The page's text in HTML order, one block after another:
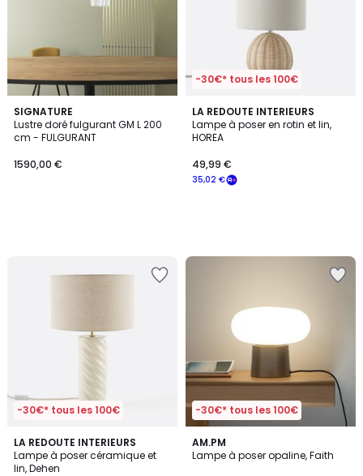
SIGNATURE
Lustre doré fulgurant GM L 200
cm - FULGURANT
1590,00 €
-30€* tous les 100€
LA REDOUTE INTERIEURS
Lampe à poser en rotin et lin,
HOREA
35,02 €
49,99 €
-30€* tous les 100€
LA REDOUTE INTERIEURS
Lampe à poser céramique et
lin, Dehen
4,2
/ 5
-30€* tous les 100€
AM.PM
Lampe à poser opaline, Faith
4,8
/ 5